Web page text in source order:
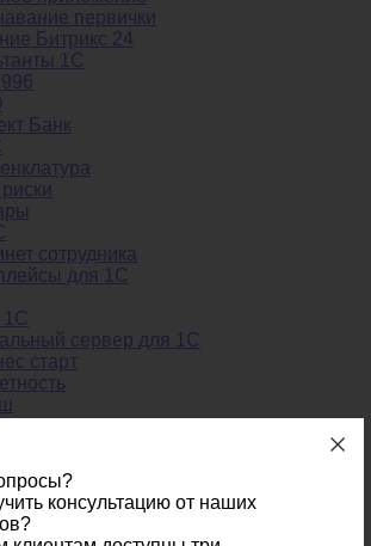
первички
Битрикс 24
1С
Банк
сотрудника
для 1С
1С
сервер для 1С
старт
доступ к базе 1С
1С
в облаке
в облаках
консультацию от наших